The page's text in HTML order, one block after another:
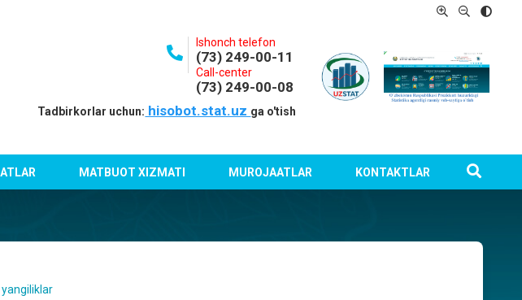
Ishonch telefon
(73) 249-00-11
Call-center
(73) 249-00-08
Tadbirkorlar uchun: hisobot.stat.uz ga o'tish
MATBUOT XIZMATI MUROJAATLAR KONTAKTLAR